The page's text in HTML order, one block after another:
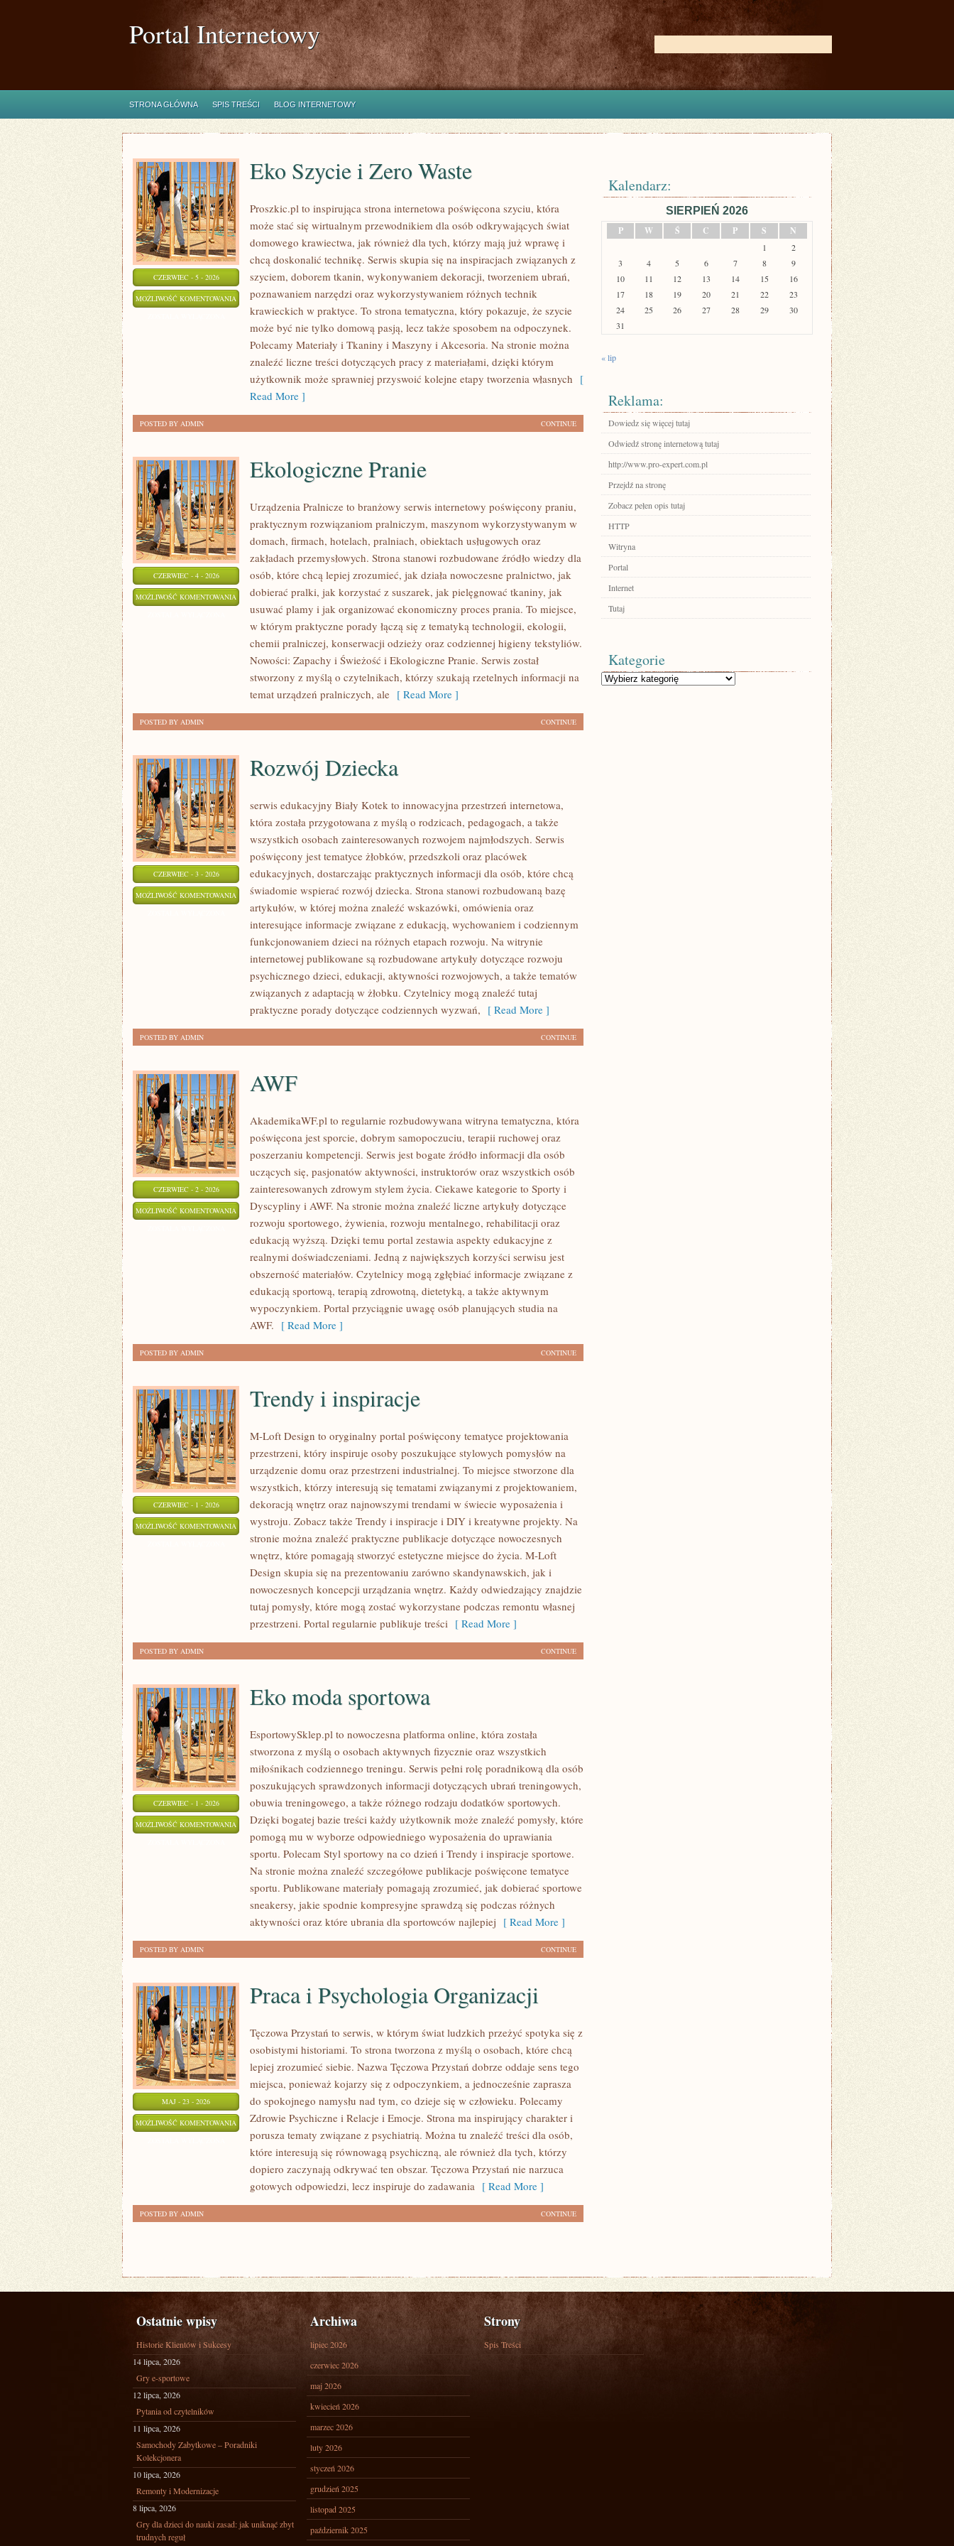
Portal Internetowy
STRONA GŁÓWNA SPIS TREŚCI BLOG INTERNETOWY
CZERWIEC - 5 - 2026
MOŻLIWOŚĆ KOMENTOWANIA
SZYCIE
ZERO
WASTE
Eko Szycie i Zero Waste
Proszkic.pl to inspirująca strona internetowa poświęcona szyciu, która
może stać się wirtualnym przewodnikiem dla osób odkrywających świat
domowego krawiectwa, jak również dla tych, którzy mają już wprawę i
chcą doskonalić technikę. Serwis skupia się na inspiracjach związanych z
szyciem, doborem tkanin, wykonywaniem dekoracji, tworzeniem ubrań,
poznawaniem narzędzi oraz wykorzystywaniem różnych technik
krawieckich w praktyce. To strona tematyczna, który pokazuje, że szycie
może być nie tylko domową pasją, lecz także sposobem na odpoczynek.
Polecamy Materiały i Tkaniny i Maszyny i Akcesoria. Na stronie można
znaleźć liczne treści dotyczących pracy z materiałami, dzięki którym
użytkownik może sprawniej przyswoić kolejne etapy tworzenia własnych [
Read More ]
CONTINUE
POSTED BY ADMIN
CZERWIEC - 4 - 2026
MOŻLIWOŚĆ KOMENTOWANIA EKOLOGICZNE
PRANIE
Ekologiczne Pranie
Urządzenia Pralnicze to branżowy serwis internetowy poświęcony praniu,
praktycznym rozwiązaniom pralniczym, maszynom wykorzystywanym w
domach, firmach, hotelach, pralniach, obiektach usługowych oraz
zakładach przemysłowych. Strona stanowi rozbudowane źródło wiedzy dla
osób, które chcą lepiej zrozumieć, jak działa nowoczesne pralnictwo, jak
dobierać pralki, jak korzystać z suszarek, jak pielęgnować tkaniny, jak
usuwać plamy i jak organizować ekonomiczny proces prania. To miejsce,
w którym praktyczne porady łączą się z tematyką technologii, ekologii,
chemii pralniczej, konserwacji odzieży oraz codziennej higieny tekstyliów.
Nowości: Zapachy i Świeżość i Ekologiczne Pranie. Serwis został
stworzony z myślą o czytelnikach, którzy szukają rzetelnych informacji na
temat urządzeń pralniczych, ale [ Read More ]
CONTINUE
POSTED BY ADMIN
CZERWIEC - 3 - 2026
MOŻLIWOŚĆ KOMENTOWANIA ROZWÓJ
DZIECKA
Rozwój Dziecka
serwis edukacyjny Biały Kotek to innowacyjna przestrzeń internetowa,
która została przygotowana z myślą o rodzicach, pedagogach, a także
wszystkich osobach zainteresowanych rozwojem najmłodszych. Serwis
poświęcony jest tematyce żłobków, przedszkoli oraz placówek
edukacyjnych, dostarczając praktycznych informacji dla osób, które chcą
świadomie wspierać rozwój dziecka. Strona stanowi rozbudowaną bazę
artykułów, w której można znaleźć wskazówki, omówienia oraz
interesujące informacje związane z edukacją, wychowaniem i codziennym
funkcjonowaniem dzieci na różnych etapach rozwoju. Na witrynie
internetowej publikowane są rozbudowane artykuły dotyczące rozwoju
psychicznego dzieci, edukacji, aktywności rozwojowych, a także tematów
związanych z adaptacją w żłobku. Czytelnicy mogą znaleźć tutaj
praktyczne porady dotyczące codziennych wyzwań, [ Read More ]
CONTINUE
POSTED BY ADMIN
CZERWIEC - 2 - 2026
MOŻLIWOŚĆ KOMENTOWANIA AWF
AWF
AkademikaWF.pl to regularnie rozbudowywana witryna tematyczna, która
poświęcona jest sporcie, dobrym samopoczuciu, terapii ruchowej oraz
poszerzaniu kompetencji. Serwis jest bogate źródło informacji dla osób
uczących się, pasjonatów aktywności, instruktorów oraz wszystkich osób
zainteresowanych zdrowym stylem życia. Ciekawe kategorie to Sporty i
Dyscypliny i AWF. Na stronie można znaleźć liczne artykuły dotyczące
rozwoju sportowego, żywienia, rozwoju mentalnego, rehabilitacji oraz
edukacją wyższą. Dzięki temu portal zestawia aspekty edukacyjne z
realnymi doświadczeniami. Jedną z największych korzyści serwisu jest
obszerność materiałów. Czytelnicy mogą zgłębiać informacje związane z
edukacją sportową, terapią zdrowotną, dietetyką, a także aktywnym
wypoczynkiem. Portal przyciągnie uwagę osób planujących studia na
AWF. [ Read More ]
CONTINUE
POSTED BY ADMIN
CZERWIEC - 1 - 2026
MOŻLIWOŚĆ KOMENTOWANIA TRENDY
INSPIRACJE
Trendy i inspiracje
M-Loft Design to oryginalny portal poświęcony tematyce projektowania
przestrzeni, który inspiruje osoby poszukujące stylowych pomysłów na
urządzenie domu oraz przestrzeni industrialnej. To miejsce stworzone dla
wszystkich, którzy interesują się tematami związanymi z projektowaniem,
dekoracją wnętrz oraz najnowszymi trendami w świecie wyposażenia i
wystroju. Zobacz także Trendy i inspiracje i DIY i kreatywne projekty. Na
stronie można znaleźć praktyczne publikacje dotyczące nowoczesnych
wnętrz, które pomagają stworzyć estetyczne miejsce do życia. M-Loft
Design skupia się na prezentowaniu zarówno skandynawskich, jak i
nowoczesnych koncepcji urządzania wnętrz. Każdy odwiedzający znajdzie
tutaj pomysły, które mogą zostać wykorzystane podczas remontu własnej
przestrzeni. Portal regularnie publikuje treści [ Read More ]
CONTINUE
POSTED BY ADMIN
CZERWIEC - 1 - 2026
MOŻLIWOŚĆ KOMENTOWANIA
MODA
SPORTOWA
Eko moda sportowa
EsportowySklep.pl to nowoczesna platforma online, która została
stworzona z myślą o osobach aktywnych fizycznie oraz wszystkich
miłośnikach codziennego treningu. Serwis pełni rolę poradnikową dla osób
poszukujących sprawdzonych informacji dotyczących ubrań treningowych,
obuwia treningowego, a także różnego rodzaju dodatków sportowych.
Dzięki bogatej bazie treści każdy użytkownik może znaleźć pomysły, które
pomogą mu w wyborze odpowiedniego wyposażenia do uprawiania
sportu. Polecam Styl sportowy na co dzień i Trendy i inspiracje sportowe.
Na stronie można znaleźć szczegółowe publikacje poświęcone tematyce
sportu. Publikowane materiały pomagają zrozumieć, jak dobierać sportowe
sneakersy, jakie spodnie kompresyjne sprawdzą się podczas różnych
aktywności oraz które ubrania dla sportowców najlepiej [ Read More ]
CONTINUE
POSTED BY ADMIN
MAJ - 23 - 2026
MOŻLIWOŚĆ KOMENTOWANIA PRACA
PSYCHOLOGIA
ORGANIZACJI
Praca i Psychologia Organizacji
Tęczowa Przystań to serwis, w którym świat ludzkich przeżyć spotyka się z
osobistymi historiami. To strona tworzona z myślą o osobach, które chcą
lepiej zrozumieć siebie. Nazwa Tęczowa Przystań dobrze oddaje sens tego
miejsca, ponieważ kojarzy się z odpoczynkiem, a jednocześnie zaprasza
do spokojnego namysłu nad tym, co dzieje się w człowieku. Polecamy
Zdrowie Psychiczne i Relacje i Emocje. Strona ma inspirujący charakter i
porusza tematy związane z psychiatrią. Można tu znaleźć treści dla osób,
które interesują się równowagą psychiczną, ale również dla tych, którzy
dopiero zaczynają odkrywać ten obszar. Tęczowa Przystań nie narzuca
gotowych odpowiedzi, lecz inspiruje do zadawania [ Read More ]
CONTINUE
POSTED BY ADMIN
Kalendarz:
SIERPIEŃ 2026
P
W Ś C P S N
1
2
3
4 5 6 7 8
9
10
11 12 13 14 15
16
17
18 19 20 21 22
23
24
25 26 27 28 29
30
31
« lip
Reklama:
Dowiedz się więcej tutaj
Odwiedź stronę internetową tutaj
http://www.pro-expert.com.pl
Przejdź na stronę
Zobacz pełen opis tutaj
HTTP
Witryna
Portal
Internet
Tutaj
Kategorie
Kategorie
Ostatnie wpisy
Historie Klientów i Sukcesy
14 lipca, 2026
Gry e-sportowe
12 lipca, 2026
Pytania od czytelników
11 lipca, 2026
Samochody Zabytkowe – Poradniki
Kolekcjonera
10 lipca, 2026
Remonty i Modernizacje
8 lipca, 2026
Gry dla dzieci do nauki zasad: jak uniknąć zbyt
trudnych reguł
Archiwa
lipiec 2026
czerwiec 2026
maj 2026
kwiecień 2026
marzec 2026
luty 2026
styczeń 2026
grudzień 2025
listopad 2025
październik 2025
Strony
Spis Treści